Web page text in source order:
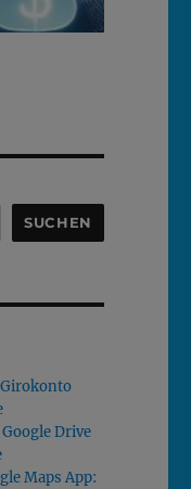
SUCHEN
Girokonto
Drive
Maps App: